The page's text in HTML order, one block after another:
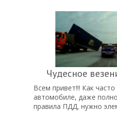
Чудесное
Всем привет!!! Как часто
автомобиле, даже
правила ПДД, нужно